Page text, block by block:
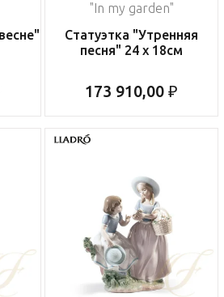
"In my garden"
Статуэтка "Утренняя
песня" 24 x 18см
173 910,00 ₽